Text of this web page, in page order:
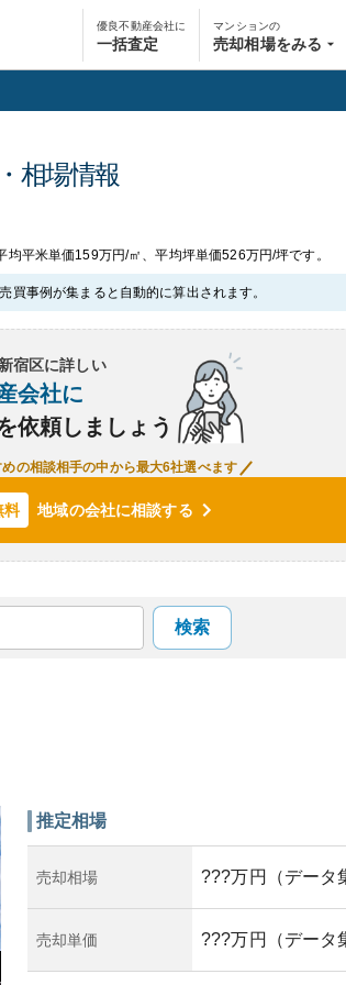
優良不動産会社に
一括査定
マンションの
売却相場をみる
相場情報
平米単価159万円/㎡、平均坪単価526万円/坪です。
事例が集まると自動的に算出されます。
宿区に詳しい
会社に
依頼しましょう
めの相談相手の中から最大6社選べます
料 地域の会社に相談する
検索
推定相場
売却相場 ???万円（データ
売却単価 ???万円（データ